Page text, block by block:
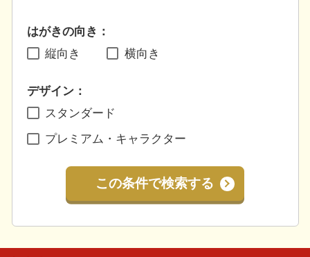
はがきの向き：
縦向き
横向き
デザイン：
スタンダード
プレミアム・キャラクター
この条件で検索する